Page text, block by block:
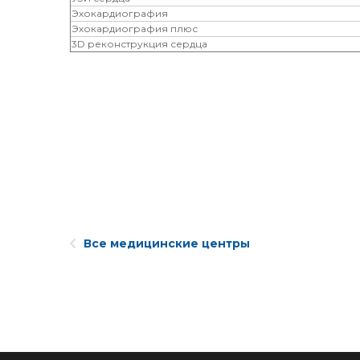
Эхокардиография
Эхокардиография плюс
3D реконструкция сердца
Все медицинские центры